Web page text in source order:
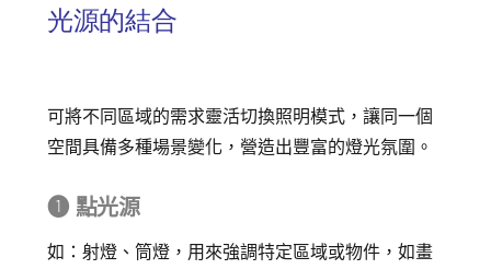
光源的結合
可將不同區域的需求靈活切換照明模式，讓同一個
空間具備多種場景變化，營造出豐富的燈光氛圍。
➊ 點光源
如：射燈、筒燈，用來強調特定區域或物件，如畫